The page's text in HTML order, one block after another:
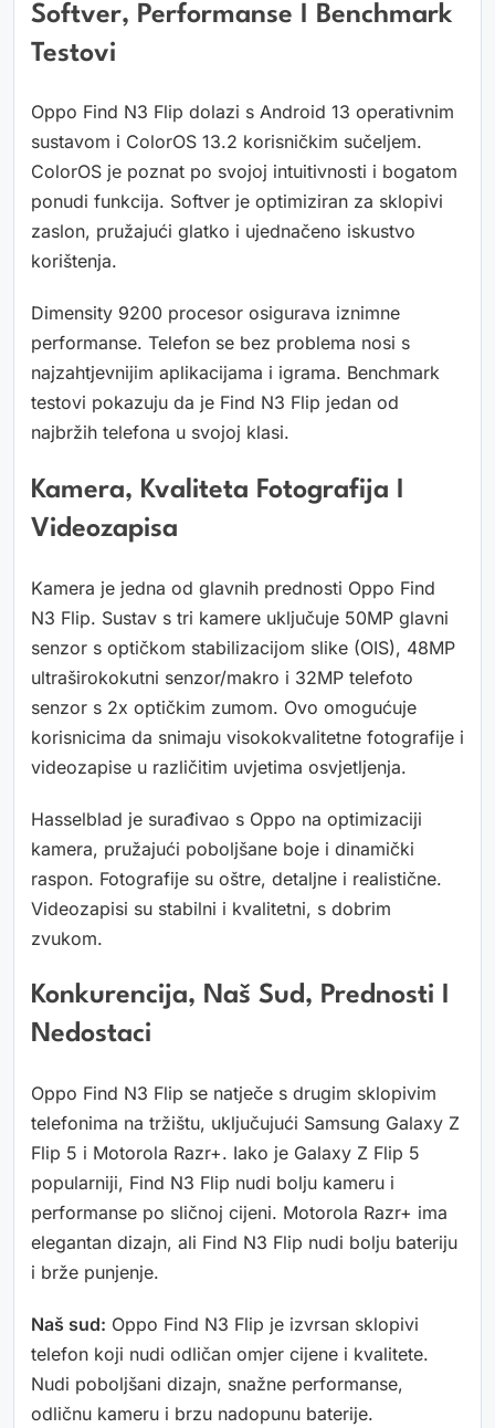
Softver, Performanse I Benchmark
Testovi
Oppo Find N3 Flip dolazi s Android 13 operativnim
sustavom i ColorOS 13.2 korisničkim sučeljem.
ColorOS je poznat po svojoj intuitivnosti i bogatom
ponudi funkcija. Softver je optimiziran za sklopivi
zaslon, pružajući glatko i ujednačeno iskustvo
korištenja.
Dimensity 9200 procesor osigurava iznimne
performanse. Telefon se bez problema nosi s
najzahtjevnijim aplikacijama i igrama. Benchmark
testovi pokazuju da je Find N3 Flip jedan od
najbržih telefona u svojoj klasi.
Kamera, Kvaliteta Fotografija I
Videozapisa
Kamera je jedna od glavnih prednosti Oppo Find
N3 Flip. Sustav s tri kamere uključuje 50MP glavni
senzor s optičkom stabilizacijom slike (OIS), 48MP
ultraširokokutni senzor/makro i 32MP telefoto
senzor s 2x optičkim zumom. Ovo omogućuje
korisnicima da snimaju visokokvalitetne fotografije i
videozapise u različitim uvjetima osvjetljenja.
Hasselblad je surađivao s Oppo na optimizaciji
kamera, pružajući poboljšane boje i dinamički
raspon. Fotografije su oštre, detaljne i realistične.
Videozapisi su stabilni i kvalitetni, s dobrim
zvukom.
Konkurencija, Naš Sud, Prednosti I
Nedostaci
Oppo Find N3 Flip se natječe s drugim sklopivim
telefonima na tržištu, uključujući Samsung Galaxy Z
Flip 5 i Motorola Razr+. Iako je Galaxy Z Flip 5
popularniji, Find N3 Flip nudi bolju kameru i
performanse po sličnoj cijeni. Motorola Razr+ ima
elegantan dizajn, ali Find N3 Flip nudi bolju bateriju
i brže punjenje.
Naš sud: Oppo Find N3 Flip je izvrsan sklopivi
telefon koji nudi odličan omjer cijene i kvalitete.
Nudi poboljšani dizajn, snažne performanse,
odličnu kameru i brzu nadopunu baterije.